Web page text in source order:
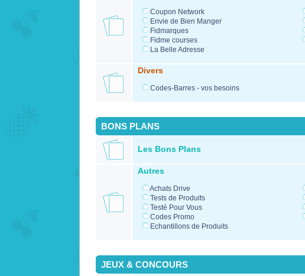
Coupon Network
Envie de Bien Manger
Fidmarques
Fidme courses
La Belle Adresse
Divers
Codes-Barres - vos besoins
BONS PLANS
Les Bons Plans
Autres
Achats Drive
Tests de Produits
Testé Pour Vous
Codes Promo
Echantillons de Produits
JEUX & CONCOURS